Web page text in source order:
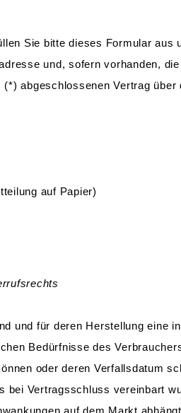
Sie bitte dieses Formular aus
und, sofern vorhanden,
abgeschlossenen Vertrag
auf Papier)
und für deren Herstellung eine
Bedürfnisse des
oder deren Verfallsdatum
Vertragsschluss vereinbart
auf dem Markt